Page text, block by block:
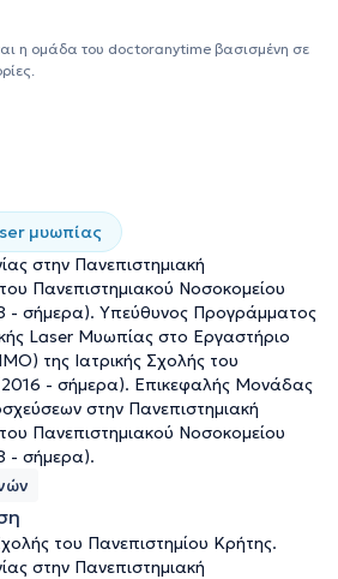
& Μεταμοσχεύσεις Κερατοειδούς. Η
είναι γεμάτη από σταθμούς,
Κερατοειδούς στην Οφθαλμολογική
Καθηγητής Οφθαλμολογίας της
Κρήτης. Πραγματοποιεί
που άπτονται όλου του φάσματος της
χρησιμοποιώντας τις πλέον
θα ήταν παράλειψη να μην αναφερθεί
πρωτοπορεί κι αποτελεί σημείο
του στις Μεταμοσχεύσεις
Κερατοειδούς όπως και στις
Μεμβράνης. Στο ιδιωτικό του ιατρείο
συνδυάζοντας την
αρτιότητα με την πολυετή του πείρα
η ομάδα του doctoranytime βασισμένη σε
μυωπίας
στην Πανεπιστημιακή
Πανεπιστημιακού Νοσοκομείου
- σήμερα). Υπεύθυνος Προγράμματος
Laser Μυωπίας στο Εργαστήριο
της Ιατρικής Σχολής του
- σήμερα). Επικεφαλής Μονάδας
στην Πανεπιστημιακή
Πανεπιστημιακού Νοσοκομείου
- σήμερα).
του Πανεπιστημίου Κρήτης.
στην Πανεπιστημιακή